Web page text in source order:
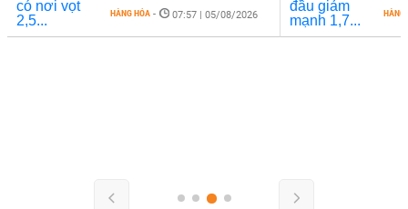
HÀNG
HÀNG HÓA - 07:57 | 05/08/2026